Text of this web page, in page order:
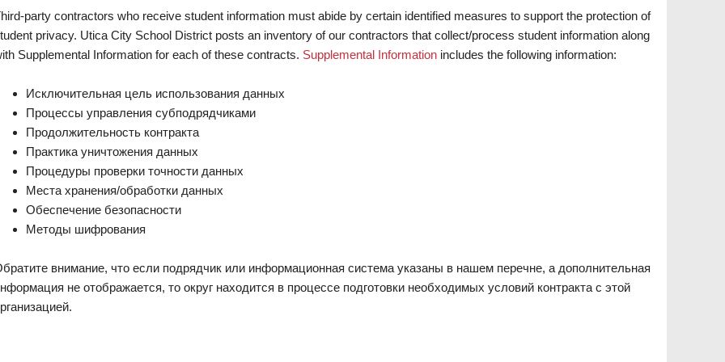
party contractors who receive student information must abide by certain identified measures to support the protection of
privacy. Utica City School District posts an inventory of our contractors that collect/process student information along
Supplemental Information for each of these contracts. Supplemental Informationincludes the following information:
Исключительная цель использования данных
Процессы управления субподрядчиками
Продолжительность контракта
Практика уничтожения данных
Процедуры проверки точности данных
Места хранения/обработки данных
Обеспечение безопасности
Методы шифрования
внимание, что если подрядчик или информационная система указаны в нашем перечне, а дополнительная
не отображается, то округ находится в процессе подготовки необходимых условий контракта с этой